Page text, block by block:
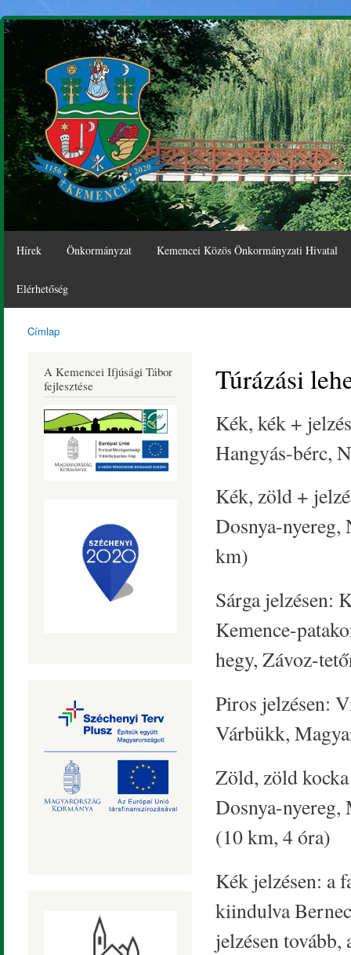
Hírek Önkormányzat Kemencei Közös Önkormányzati Hivatal
Elérhetőség
Kemence
Község
Honlapja
Címlap
A Kemencei Ifjúsági Tábor
fejlesztése
Túrázási
Kék, kék +
Hangyás-bérc,
Kék, zöld +
Dosnya-
km)
Sárga jelzésen:
Kemence-
hegy, Závoz-
Piros jelzésen:
Várbükk,
Zöld, zöld
Dosnya-nyereg,
(10 km, 4 óra)
Kék jelzésen: a
kiindulva
jelzésen